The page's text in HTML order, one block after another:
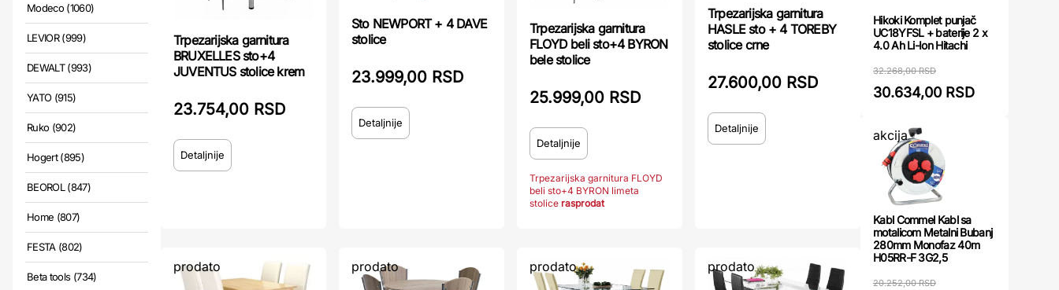
Modeco (1060)
LEVIOR (999)
DEWALT (993)
YATO (915)
Ruko (902)
Hogert (895)
BEOROL (847)
Home (807)
FESTA (802)
Beta tools (734)
Trpezarijska garnitura
BRUXELLES sto+4
JUVENTUS stolice krem
23.754,00 RSD
Detaljnije
Sto NEWPORT + 4 DAVE
stolice
23.999,00 RSD
Detaljnije
Trpezarijska garnitura
FLOYD beli sto+4 BYRON
bele stolice
25.999,00 RSD
Detaljnije
Trpezarijska garnitura FLOYD
beli sto+4 BYRON limeta
stolice rasprodat
Trpezarijska garnitura
HASLE sto + 4 TOREBY
stolice crne
27.600,00 RSD
Detaljnije
prodato prodato prodato prodato
Hikoki Komplet punjač
UC18YFSL + baterije 2 x
4.0 Ah Li-Ion Hitachi
32.268,00 RSD
30.634,00 RSD
akcija
Kabl Commel Kabl sa
motalicom Metalni Bubanj
280mm Monofaz 40m
H05RR-F 3G2,5
20.252,00 RSD